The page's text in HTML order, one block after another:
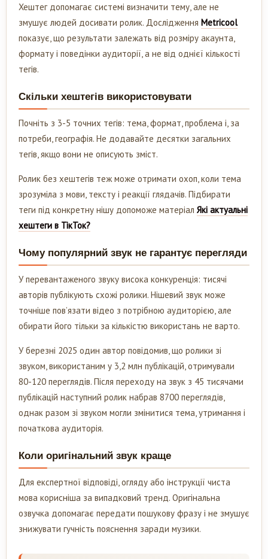
Хештег допомагає системі визначити тему, але не
змушує людей досивати ролик. Дослідження Metricool
показує, що результати залежать від розміру акаунта,
формату і поведінки аудиторії, а не від однієї кількості
тегів.
Скільки хештегів використовувати
Почніть з 3-5 точних тегів: тема, формат, проблема і, за
потреби, географія. Не додавайте десятки загальних
тегів, якщо вони не описують зміст.
Ролик без хештегів теж може отримати охоп, коли тема
зрозуміла з мови, тексту і реакції глядачів. Підбирати
теги під конкретну нішу допоможе матеріал Які актуальні
хештеги в ТікТок?
Чому популярний звук не гарантує перегляди
У перевантаженого звуку висока конкуренція: тисячі
авторів публікують схожі ролики. Нішевий звук може
точніше пов’язати відео з потрібною аудиторією, але
обирати його тільки за кількістю використань не варто.
У березні 2025 один автор повідомив, що ролики зі
звуком, використаним у 3,2 млн публікацій, отримували
80-120 переглядів. Після переходу на звук з 45 тисячами
публікацій наступний ролик набрав 8700 переглядів,
однак разом зі звуком могли змінитися тема, утримання і
початкова аудиторія.
Коли оригінальний звук краще
Для експертної відповіді, огляду або інструкції чиста
мова корисніша за випадковий тренд. Оригінальна
озвучка допомагає передати пошукову фразу і не змушує
знижувати гучність пояснення заради музики.